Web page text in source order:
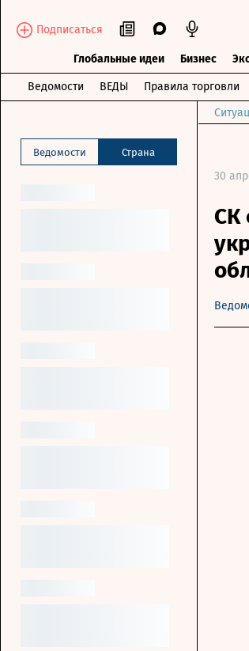
Подписаться
Глобальные идеи Бизнес
Ведомости ВЕДЫ Правила торговли
Ведомости Страна
30
СК